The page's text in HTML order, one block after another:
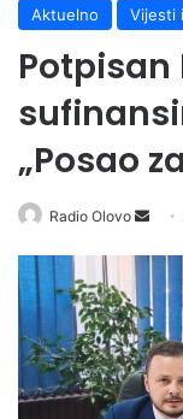
Aktuelno Vijesti
Potpisan
„Posao
Radio Olovo
n
d
a
n
e